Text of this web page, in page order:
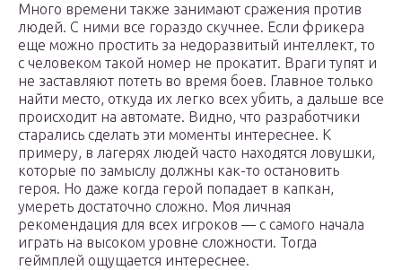
Много времени также занимают сражения против
людей. С ними все гораздо скучнее. Если фрикера
еще можно простить за недоразвитый интеллект, то
с человеком такой номер не прокатит. Враги тупят и
не заставляют потеть во время боев. Главное только
найти место, откуда их легко всех убить, а дальше все
происходит на автомате. Видно, что разработчики
старались сделать эти моменты интереснее. К
примеру, в лагерях людей часто находятся ловушки,
которые по замыслу должны как-то остановить
героя. Но даже когда герой попадает в капкан,
умереть достаточно сложно. Моя личная
рекомендация для всех игроков — с самого начала
играть на высоком уровне сложности. Тогда
геймплей ощущается интереснее.